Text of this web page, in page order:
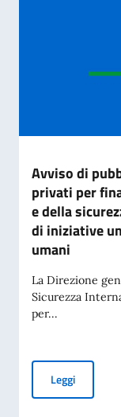
Avviso di
privati per
e della
di iniziative
umani
La Direzione
Sicurezza
per...
LeggiAvviso di